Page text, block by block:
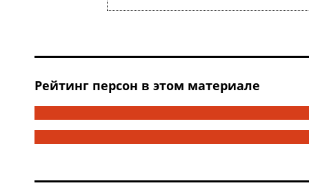
Рейтинг персон в этом материале